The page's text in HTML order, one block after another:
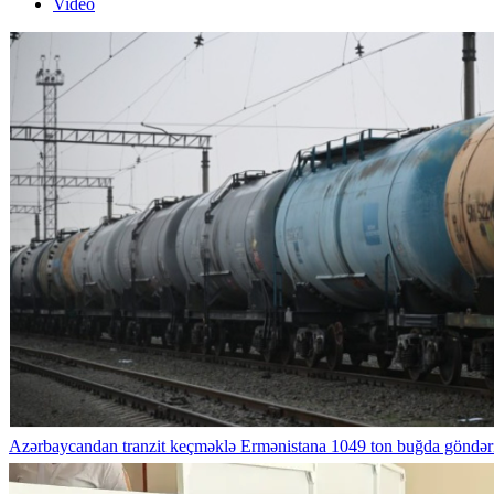
Video
Azərbaycandan tranzit keçməklə Ermənistana 1049 ton buğda